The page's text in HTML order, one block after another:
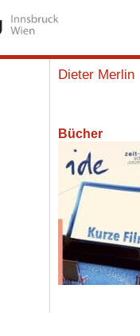
Dieter Merlin
Bücher